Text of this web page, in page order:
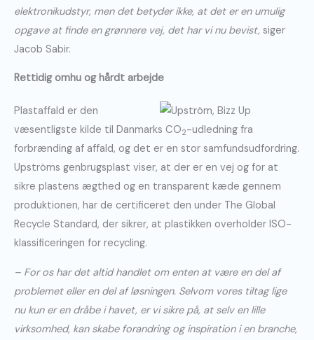
elektronikudstyr, men det betyder ikke, at det er en umulig
opgave at finde en grønnere vej, det har vi nu bevist, siger
Jacob Sabir.
Rettidig omhu og hårdt arbejde
Plastaffald er den
væsentligste kilde til Danmarks CO2-udledning fra
forbrænding af affald, og det er en stor samfundsudfordring.
Upströms genbrugsplast viser, at der er en vej og for at
sikre plastens ægthed og en transparent kæde gennem
produktionen, har de certificeret den under The Global
Recycle Standard, der sikrer, at plastikken overholder ISO-
klassificeringen for recycling.
– For os har det altid handlet om enten at være en del af
problemet eller en del af løsningen. Selvom vores tiltag lige
nu kun er en dråbe i havet, er vi sikre på, at selv en lille
virksomhed, kan skabe forandring og inspiration i en branche,